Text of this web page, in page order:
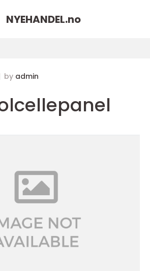
NYEHANDEL.no
by admin